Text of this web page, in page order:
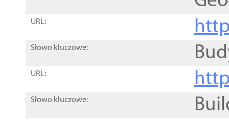
URL:
Słowo kluczowe:
URL:
Słowo kluczowe: